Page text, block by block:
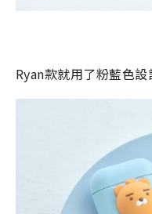
Ryan款就用了粉藍色設